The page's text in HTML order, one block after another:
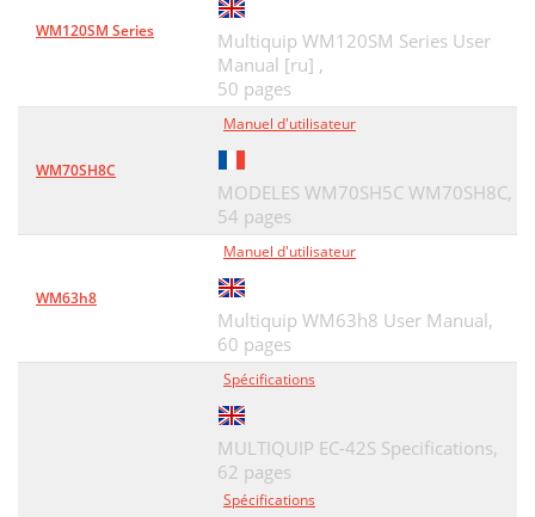
WM120SM Series
Multiquip WM120SM Series User
Manual [ru] ,
50 pages
WM70SH8C
Manuel d'utilisateur
MODELES WM70SH5C WM70SH8C,
54 pages
WM63h8
Manuel d'utilisateur
Multiquip WM63h8 User Manual,
60 pages
Spécifications
MULTIQUIP EC-42S Specifications,
62 pages
Spécifications